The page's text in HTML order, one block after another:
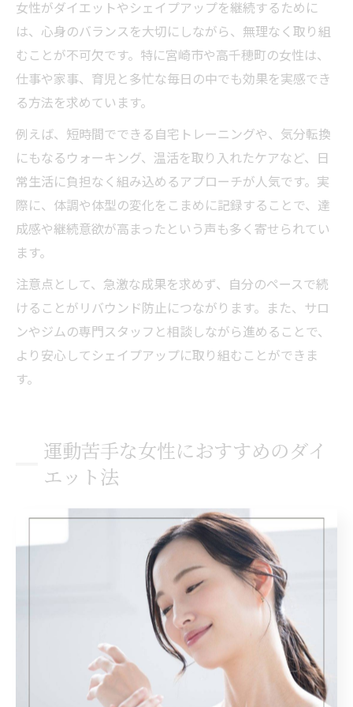
女性がダイエットやシェイプアップを継続するために
は、心身のバランスを大切にしながら、無理なく取り組
むことが不可欠です。特に宮崎市や高千穂町の女性は、
仕事や家事、育児と多忙な毎日の中でも効果を実感でき
る方法を求めています。
例えば、短時間でできる自宅トレーニングや、気分転換
にもなるウォーキング、温活を取り入れたケアなど、日
常生活に負担なく組み込めるアプローチが人気です。実
際に、体調や体型の変化をこまめに記録することで、達
成感や継続意欲が高まったという声も多く寄せられてい
ます。
注意点として、急激な成果を求めず、自分のペースで続
けることがリバウンド防止につながります。また、サロ
ンやジムの専門スタッフと相談しながら進めることで、
より安心してシェイプアップに取り組むことができま
す。
運動苦手な女性におすすめのダイ
エット法
運動が苦手でも続けやすいダイエット実践法
ダイエットに取り組む際、「運動が苦手」「続けられる
自信がない」と感じる方も多いのではないでしょうか。
宮崎県宮崎市西臼杵郡高千穂町の地域性を活かし、無理
なく続けられるダイエット方法を選ぶことが、成功への
近道です。特にウォーキングやストレッチなど、日常生
活に取り入れやすい運動から始めることで、習慣化しや
すくなります。